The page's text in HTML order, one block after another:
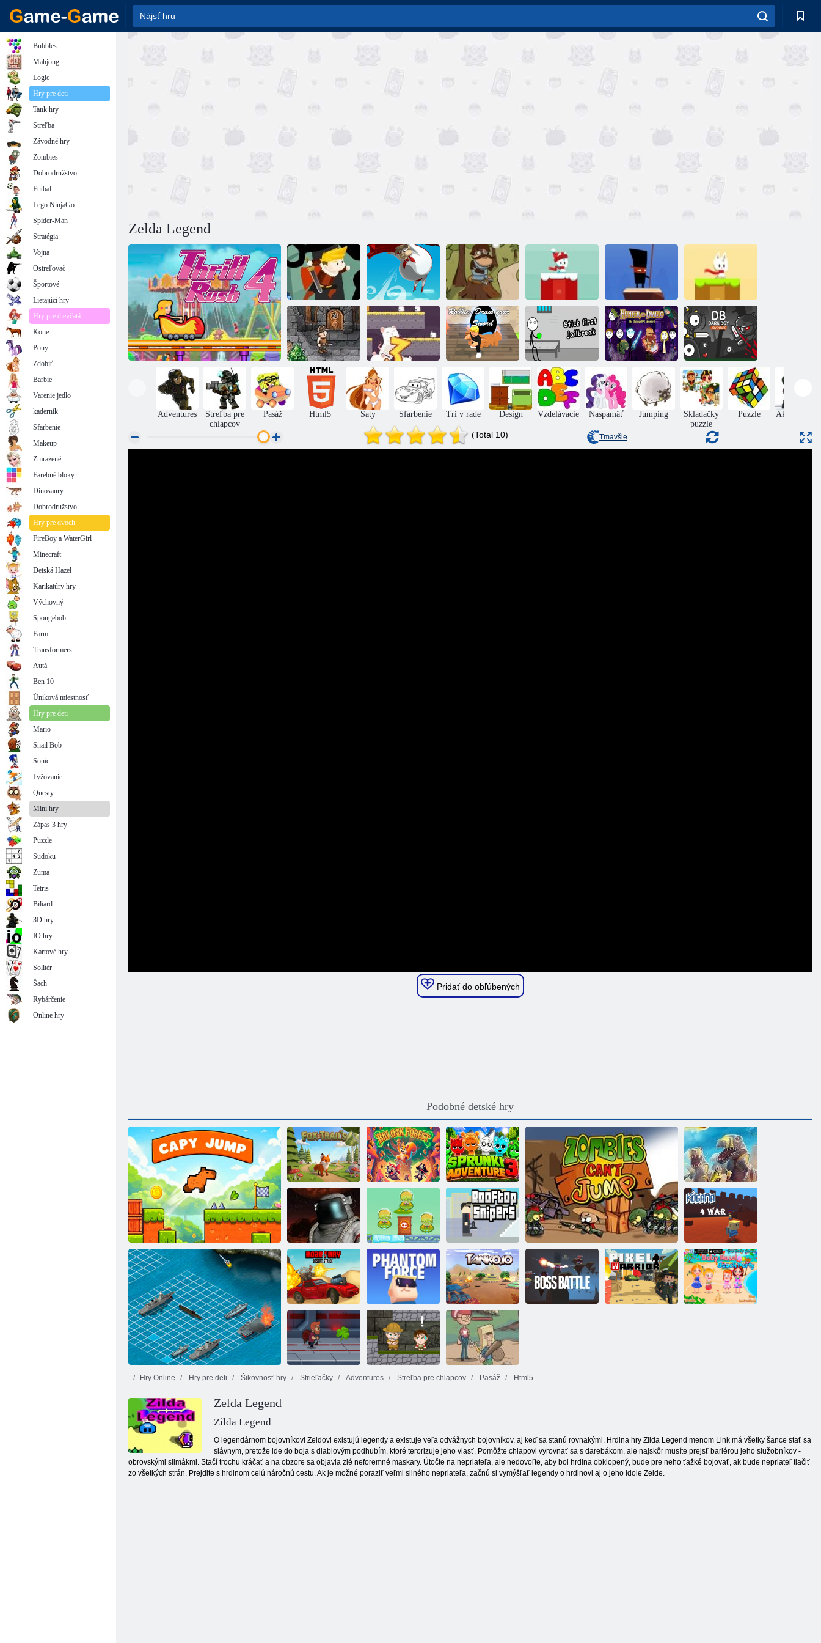
Zelda Legend
Statočný tím Bloumen Random rytier
Vianočné
pohoda: snehové
gule
Bonkers na tyči Sneh svet
Vrecko RPG
Robbie:
Očakávajte svoj
Stickman útek z
prvého väzenia
Lovec a diabol Tmavý chlapec
Adventures
Streľba pre
chlapcov
Pasáž Html5 Šaty Sfarbenie Tri v rade Design Vzdelávacie Naspamäť Jumping
Skladačky
puzzle
Puzzle Akčný Boys
(Total 10) Tmavšie
Pridať do obľúbených
Podobné detské hry
Skákajúca kapybara
Líšie chodníky
Veľký dubový
les
Dobrodružstvá
Sprunky 3
D-Day: Rush -
Tower Defense
Bojová zóna
Cowboys vs
Marťan
Vojna proti bojové
Snipers na
streche
COGAM: Four-
war
Road Fury
Desert
Kogama: Moc
fantázie
Tanko. io
Hry Online Hry pre deti Šikovnosť hry Strieľačky Adventures Streľba pre chlapcov Pasáž Html5
Zelda Legend
Zilda Legend
O legendárnom bojovníkovi Zeldovi existujú legendy a existuje veľa odvážnych bojovníkov, aj keď sa stanú rovnakými. Hrdina hry Zilda Legend menom Link má všetky šance stať sa
slávnym, pretože ide do boja s diablovým podhubím, ktoré terorizuje jeho vlasť. Pomôžte chlapovi vyrovnať sa s darebákom, ale najskôr musíte prejsť bariérou jeho služobníkov -
obrovskými slimákmi. Stačí trochu kráčať a na obzore sa objavia zlé neforemné maskary. Útočte na nepriateľa, ale nedovoľte, aby bol hrdina obklopený, bude pre neho ťažké bojovať, ak bude nepriateľ tlačiť
zo všetkých strán. Prejdite s hrdinom celú náročnú cestu. Ak je možné poraziť veľmi silného nepriateľa, začnú si vymýšľať legendy o hrdinovi aj o jeho idole Zelde.
Bubbles
Mahjong
Logic
Hry pre deti
Tank hry
Streľba
Závodné hry
Zombies
Dobrodružstvo
Futbal
Lego NinjaGo
Spider-Man
Stratégia
Vojna
Ostreľovač
Športové
Lietajúci hry
Hry pre dievčatá
Kone
Pony
Zdobiť
Barbie
Varenie jedlo
kaderník
Sfarbenie
Makeup
Zmrazené
Farebné bloky
Dinosaury
Dobrodružstvo
Hry pre dvoch
FireBoy a WaterGirl
Minecraft
Detská Hazel
Karikatúry hry
Výchovný
Spongebob
Farm
Transformers
Autá
Ben 10
Úniková miestnosť
Hry pre deti
Mario
Snail Bob
Sonic
Lyžovanie
Questy
Mini hry
Zápas 3 hry
Puzzle
Sudoku
Zuma
Tetris
Biliard
3D hry
IO hry
Kartové hry
Solitér
Šach
Rybárčenie
Online hry